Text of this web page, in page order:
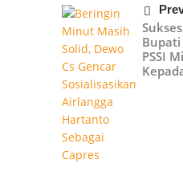
Bupati
PSSI